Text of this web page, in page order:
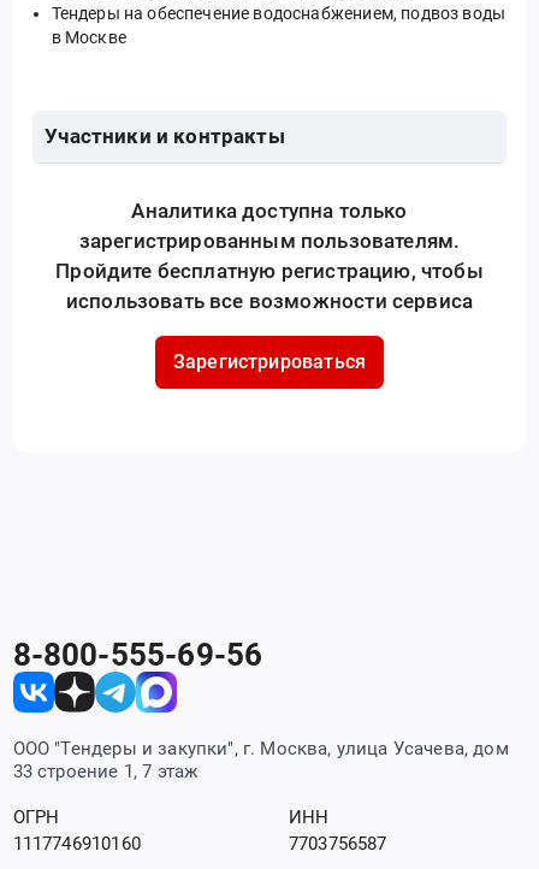
Тендеры на обеспечение водоснабжением, подвоз воды
в Москве
Участники и контракты
Аналитика доступна только
зарегистрированным пользователям.
Пройдите бесплатную регистрацию, чтобы
использовать все возможности сервиса
Зарегистрироваться
8-800-555-69-56
ООО "Тендеры и закупки", г. Москва, улица Усачева, дом
33 строение 1, 7 этаж
ОГРН
1117746910160
ИНН
7703756587